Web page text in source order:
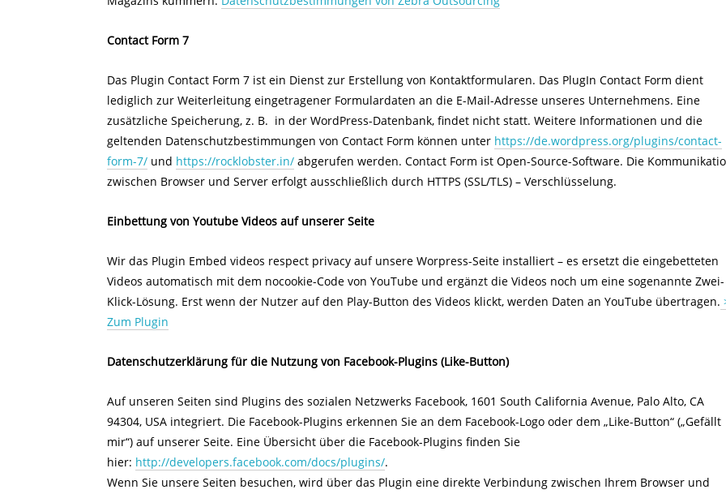
Contact Form 7
Das Plugin Contact Form 7 ist ein Dienst zur Erstellung von Kontaktformularen. Das PlugIn Contact Form dient
lediglich zur Weiterleitung eingetragener Formulardaten an die E-Mail-Adresse unseres Unternehmens. Eine
zusätzliche Speicherung, z. B. in der WordPress-Datenbank, findet nicht statt. Weitere Informationen und die
geltenden Datenschutzbestimmungen von Contact Form können unter https://de.wordpress.org/plugins/contact-
form-7/ und https://rocklobster.in/ abgerufen werden. Contact Form ist Open-Source-Software. Die
zwischen Browser und Server erfolgt ausschließlich durch HTTPS (SSL/TLS) – Verschlüsselung.
Einbettung von Youtube Videos auf unserer Seite
Wir das Plugin Embed videos respect privacy auf unsere Worpress-Seite installiert – es ersetzt die eingebetteten
Videos automatisch mit dem nocookie-Code von YouTube und ergänzt die Videos noch um eine sogenannte Zwei-
Klick-Lösung. Erst wenn der Nutzer auf den Play-Button des Videos klickt, werden Daten an YouTube übertragen.
Zum Plugin
Datenschutzerklärung für die Nutzung von Facebook-Plugins (Like-Button)
Auf unseren Seiten sind Plugins des sozialen Netzwerks Facebook, 1601 South California Avenue, Palo Alto, CA
94304, USA integriert. Die Facebook-Plugins erkennen Sie an dem Facebook-Logo oder dem „Like-Button“ („Gefällt
mir“) auf unserer Seite. Eine Übersicht über die Facebook-Plugins finden Sie
hier: http://developers.facebook.com/docs/plugins/.
Wenn Sie unsere Seiten besuchen, wird über das Plugin eine direkte Verbindung zwischen Ihrem Browser und